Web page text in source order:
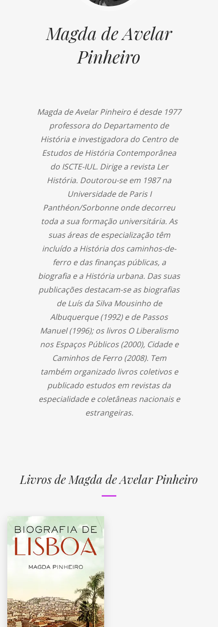
Magda de Avelar
Pinheiro
Magda de Avelar Pinheiro é desde 1977
professora do Departamento de
História e investigadora do Centro de
Estudos de História Contemporânea
do ISCTE-IUL. Dirige a revista Ler
História. Doutorou-se em 1987 na
Universidade de Paris I
Panthéon/Sorbonne onde decorreu
toda a sua formação universitária. As
suas áreas de especialização têm
incluído a História dos caminhos-de-
ferro e das finanças públicas, a
biografia e a História urbana. Das suas
publicações destacam-se as biografias
de Luís da Silva Mousinho de
Albuquerque (1992) e de Passos
Manuel (1996); os livros O Liberalismo
nos Espaços Públicos (2000), Cidade e
Caminhos de Ferro (2008). Tem
também organizado livros coletivos e
publicado estudos em revistas da
especialidade e coletâneas nacionais e
estrangeiras.
Livros de Magda de Avelar Pinheiro